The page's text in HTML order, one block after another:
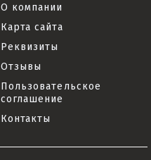
О компании
Карта сайта
Реквизиты
Отзывы
Пользовательское
соглашение
Контакты